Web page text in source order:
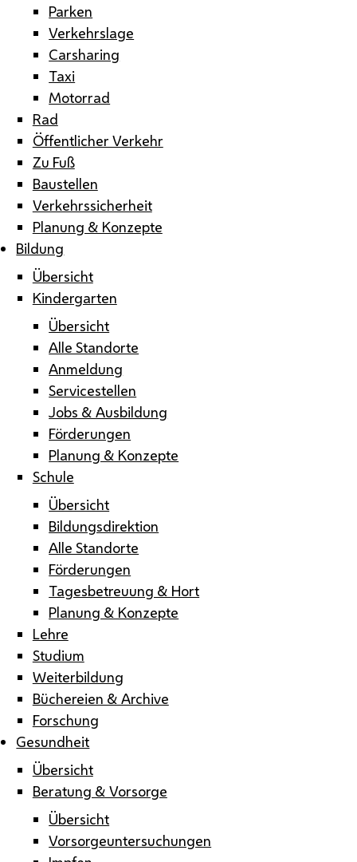
Parken
Verkehrslage
Carsharing
Taxi
Motorrad
Rad
Öffentlicher Verkehr
Zu Fuß
Baustellen
Verkehrssicherheit
Planung & Konzepte
Bildung
Übersicht
Kindergarten
Übersicht
Alle Standorte
Anmeldung
Servicestellen
Jobs & Ausbildung
Förderungen
Planung & Konzepte
Schule
Übersicht
Bildungsdirektion
Alle Standorte
Förderungen
Tagesbetreuung & Hort
Planung & Konzepte
Lehre
Studium
Weiterbildung
Büchereien & Archive
Forschung
Gesundheit
Übersicht
Beratung & Vorsorge
Übersicht
Vorsorgeuntersuchungen